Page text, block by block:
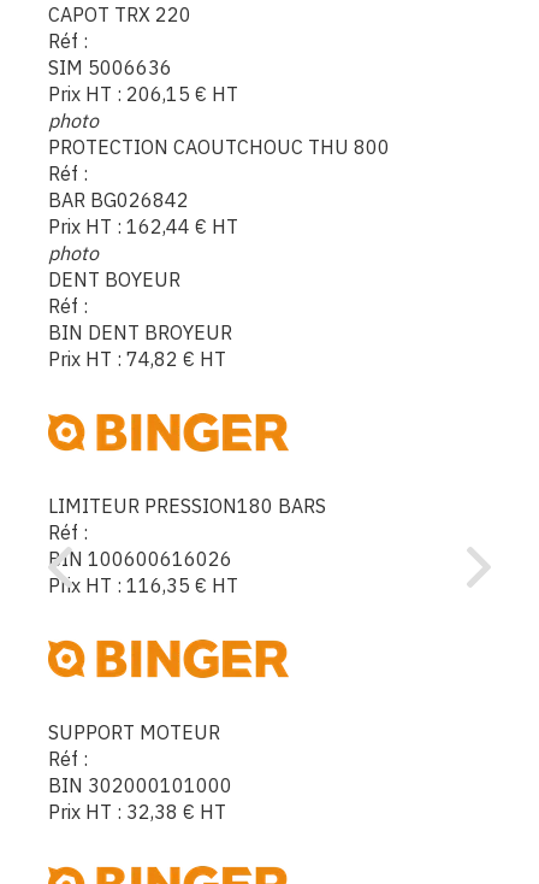
CAPOT TRX 220
Réf :
SIM 5006636
Prix HT : 206,15 € HT
photo
PROTECTION CAOUTCHOUC THU 800
Réf :
BAR BG026842
Prix HT : 162,44 € HT
photo
DENT BOYEUR
Réf :
BIN DENT BROYEUR
Prix HT : 74,82 € HT
LIMITEUR PRESSION180 BARS
Réf :
BIN 100600616026
Prix HT : 116,35 € HT
SUPPORT MOTEUR
Réf :
BIN 302000101000
Prix HT : 32,38 € HT